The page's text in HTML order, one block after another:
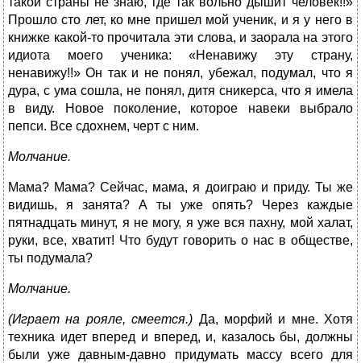
Прошло сто лет, ко мне пришел мой ученик, и я у него в
книжке какой-то прочитала эти слова, и заорала на этого
идиота моего ученика: «Ненавижу эту страну,
ненавижу!!» Он так и не понял, убежал, подумал, что я
дура, с ума сошла, не понял, дитя сникерса, что я имела
в виду. Новое поколение, которое навеки выбрало
пепси. Все сдохнем, черт с ним.
Молчание.
Мама? Мама? Сейчас, мама, я доиграю и приду. Ты же
видишь, я занята? А ты уже опять? Через каждые
пятнадцать минут, я не могу, я уже вся пахну, мой халат,
руки, все, хватит! Что будут говорить о нас в обществе,
ты подумала?
Молчание.
(Играет на рояле, смеется.) Да, морфий и мне. Хотя
техника идет вперед и вперед, и, казалось бы, должны
были уже давным-давно придумать массу всего для